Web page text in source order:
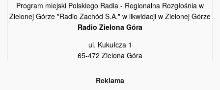
Program miejski Polskiego Radia - Regionalna Rozgłośnia w
Zielonej Górze "Radio Zachód S.A." w likwidacji w Zielonej Górze
Radio Zielona Góra
ul. Kukułcza 1
65-472 Zielona Góra
Reklama